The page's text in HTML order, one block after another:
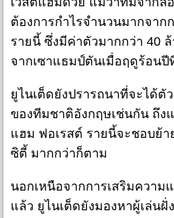
ต้องการกำไรจำนวนมากจาก
รายนี้ ซึ่งมีค่าตัวมากกว่า 40
จากเซาแธมป์ตันเมื่อฤดูร้อนปี
ยูไนเต็ดยังปรารถนาที่จะได้ตั
ของทีมชาติอังกฤษเช่นกัน ถึง
แฮม ฟอเรสต์ รายนี้จะชอบย้า
ซิตี้ มากกว่าก็ตาม
นอกเหนือจากการเสริมความ
แล้ว ยูไนเต็ดยังมองหาผู้เล่น